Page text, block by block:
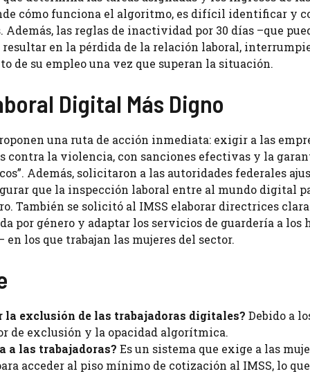
cómo funciona el algoritmo, es difícil identificar y
Además, las reglas de inactividad por 30 días –que
en la pérdida de la relación laboral,
su empleo una vez que superan la situación.
Digital Más Digno
una ruta de acción inmediata: exigir a las
la violencia, con sanciones efectivas y la
Además, solicitaron a las autoridades federales
que la inspección laboral entre al mundo digital
También se solicitó al IMSS elaborar directrices
por género y adaptar los servicios de guardería a los
los que trabajan las mujeres del sector.
exclusión de las trabajadoras digitales? Debido a
de exclusión y la opacidad algorítmica.
a las trabajadoras? Es un sistema que exige a las
acceder al piso mínimo de cotización al IMSS, lo